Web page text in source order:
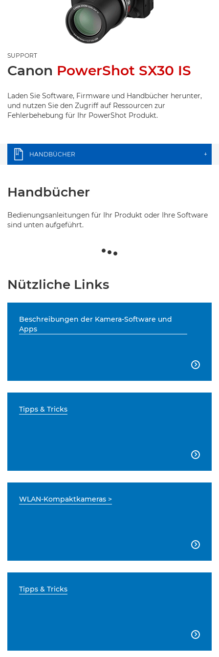
SUPPORT
Canon PowerShot SX30 IS
Laden Sie Software, Firmware und Handbücher herunter,
und nutzen Sie den Zugriff auf Ressourcen zur
Fehlerbehebung für Ihr PowerShot Produkt.
HANDBÜCHER +
Handbücher
Bedienungsanleitungen für Ihr Produkt oder Ihre Software
sind unten aufgeführt.
Nützliche Links
Beschreibungen der Kamera-Software und
Apps

Tipps & Tricks

WLAN-Kompaktkameras >

Tipps & Tricks
